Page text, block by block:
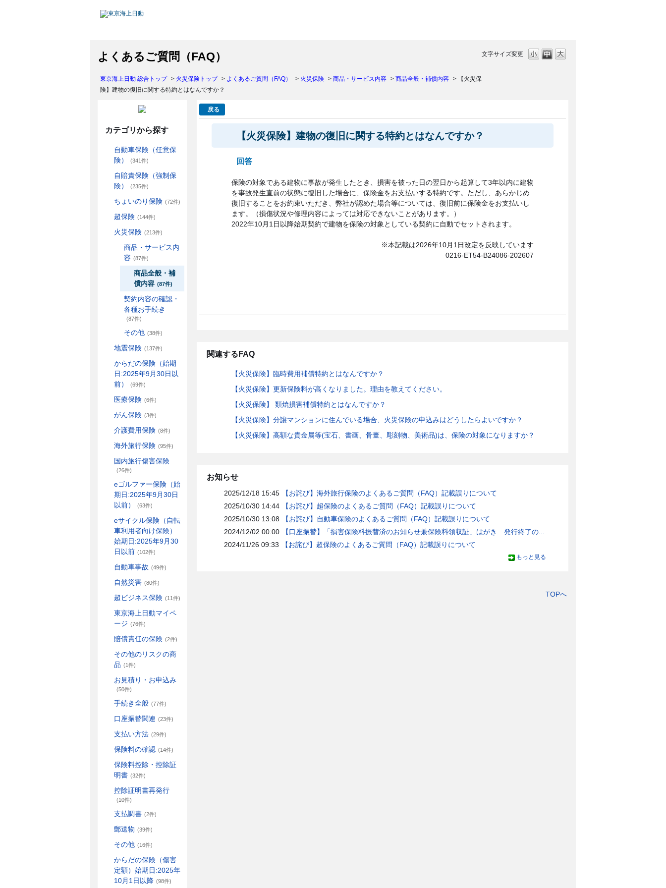
よくあるご質問（FAQ） 文字サイズ変更
東京海上日動 総合トップ > 火災保険トップ > よくあるご質問（FAQ） > 火災保険 > 商品・サービス内容 > 商品全般・補償内容 >
【火災保
険】建物の復旧に関する特約とはなんですか？
カテゴリから探す
自動車保険（任意保
険）
(341件)
自賠責保険（強制保
険）
(235件)
ちょいのり保険 (72件)
超保険 (144件)
火災保険 (213件)
商品・サービス内
容 (87件)
商品全般・補
償内容 (87件)
契約内容の確認・
各種お手続き
(87件)
その他 (38件)
地震保険 (137件)
からだの保険（始期
日:2025年9月30日以
前）
(69件)
医療保険 (6件)
がん保険 (3件)
介護費用保険 (8件)
海外旅行保険 (95件)
国内旅行傷害保険
(26件)
eゴルファー保険（始
期日:2025年9月30日
以前）
(63件)
eサイクル保険（自転
車利用者向け保険）
始期日:2025年9月30
日以前 (102件)
自動車事故 (49件)
自然災害 (80件)
超ビジネス保険 (11件)
東京海上日動マイペ
ージ (76件)
賠償責任の保険 (2件)
その他のリスクの商
品 (1件)
お見積り・お申込み
(50件)
手続き全般 (77件)
口座振替関連 (23件)
支払い方法 (29件)
保険料の確認 (14件)
保険料控除・控除証
明書 (32件)
控除証明書再発行
(10件)
支払調書 (2件)
郵送物 (39件)
その他 (16件)
からだの保険（傷害
定額）始期日:2025年
10月1日以降 (98件)
戻る
【火災保険】建物の復旧に関する特約とはなんですか？
回答
保険の対象である建物に事故が発生したとき、損害を被った日の翌日から起算して3年以内に建物
を事故発生直前の状態に復旧した場合に、保険金をお支払いする特約です。ただし、あらかじめ
復旧することをお約束いただき、弊社が認めた場合等については、復旧前に保険金をお支払いし
ます。（損傷状況や修理内容によっては対応できないことがあります。）
2022年10月1日以降始期契約で建物を保険の対象としている契約に自動でセットされます。
※本記載は2026年10月1日改定を反映しています
0216-ET54-B24086-202607
関連するFAQ
【火災保険】臨時費用補償特約とはなんですか？
【火災保険】更新保険料が高くなりました。理由を教えてください。
【火災保険】 類焼損害補償特約とはなんですか？
【火災保険】分譲マンションに住んでいる場合、火災保険の申込みはどうしたらよいですか？
【火災保険】高額な貴金属等(宝石、書画、骨董、彫刻物、美術品)は、保険の対象になりますか？
お知らせ
2025/12/18 15:45
【お詫び】海外旅行保険のよくあるご質問（FAQ）記載誤りについて
2025/10/30 14:44
【お詫び】超保険のよくあるご質問（FAQ）記載誤りについて
2025/10/30 13:08
【お詫び】自動車保険のよくあるご質問（FAQ）記載誤りについて
2024/12/02 00:00
【口座振替】「損害保険料振替済のお知らせ兼保険料領収証」はがき 発行終了の...
2024/11/26 09:33
【お詫び】超保険のよくあるご質問（FAQ）記載誤りについて
もっと見る
TOPへ